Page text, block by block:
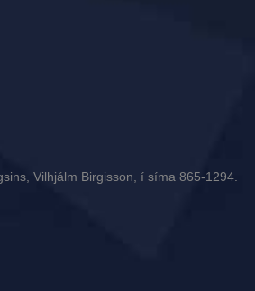
Vilhjálm Birgisson, í síma 865-1294.